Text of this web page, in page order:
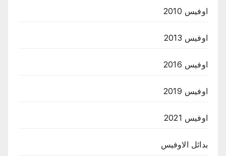
اوفيس 2010
اوفيس 2013
اوفيس 2016
اوفيس 2019
اوفيس 2021
بدائل الاوفيس